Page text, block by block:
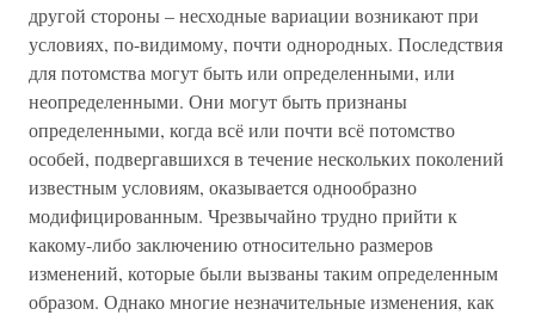
другой стороны – несходные вариации возникают при
условиях, по-видимому, почти однородных. Последствия
для потомства могут быть или определенными, или
неопределенными. Они могут быть признаны
определенными, когда всё или почти всё потомство
особей, подвергавшихся в течение нескольких поколений
известным условиям, оказывается однообразно
модифицированным. Чрезвычайно трудно прийти к
какому-либо заключению относительно размеров
изменений, которые были вызваны таким определенным
образом. Однако многие незначительные изменения, как